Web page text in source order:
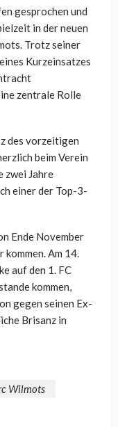
gesprochen und
in der neuen
Trotz seiner
Kurzeinsatzes
zentrale Rolle
des vorzeitigen
beim Verein
zwei Jahre
einer der Top-3-
Ende November
Am 14.
auf den 1. FC
kommen,
gegen seinen Ex-
Brisanz in
Wilmots